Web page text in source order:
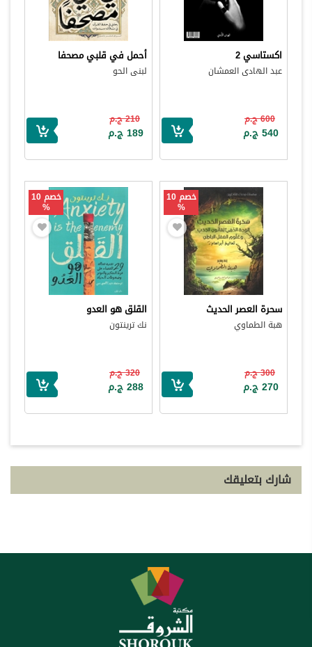
اكستاسي 2
عبد الهادى العمشان
600 ج.م
540 ج.م
أحمل في قلبي مصحفا
لبنى الحو
210 ج.م
189 ج.م
خصم 10
%
سحرة العصر الحديث
هبة الطماوي
300 ج.م
270 ج.م
خصم 10
%
القلق هو العدو
نك ترينتون
320 ج.م
288 ج.م
شارك بتعليقك